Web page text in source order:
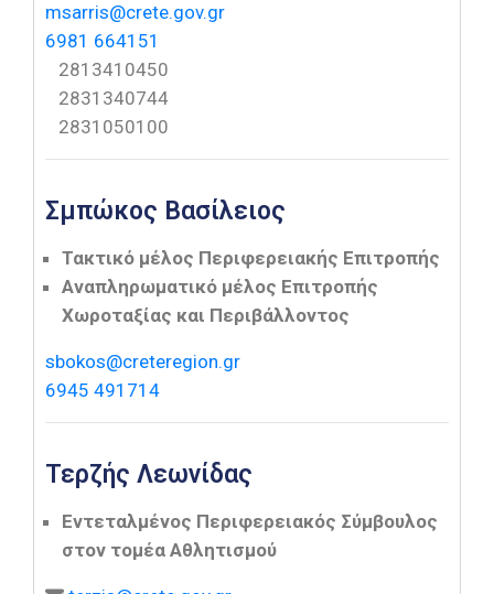
msarris@crete.gov.gr
6981 664151
2813410450
2831340744
2831050100
Σμπώκος Βασίλειος
Τακτικό μέλος Περιφερειακής Επιτροπής
Αναπληρωματικό μέλος Επιτροπής
Χωροταξίας και Περιβάλλοντος
sbokos@creteregion.gr
6945 491714
Τερζής Λεωνίδας
Εντεταλμένος Περιφερειακός Σύμβουλος
στον τομέα Αθλητισμού